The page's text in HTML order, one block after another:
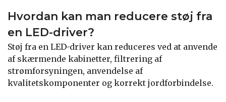
Hvordan kan man reducere støj fra
en LED-driver?
Støj fra en LED-driver kan reduceres ved at anvende
af skærmende kabinetter, filtrering af
strømforsyningen, anvendelse af
kvalitetskomponenter og korrekt jordforbindelse.